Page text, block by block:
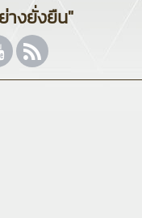
างยั่งยืน"